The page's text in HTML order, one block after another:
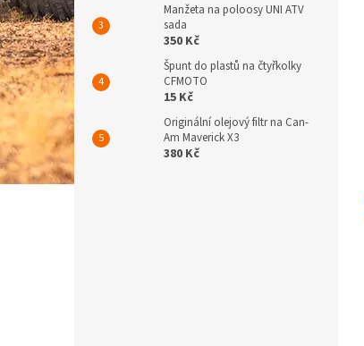
Manžeta na poloosy UNI ATV
sada
350 Kč
Špunt do plastů na čtyřkolky
CFMOTO
15 Kč
Originální olejový filtr na Can-
Am Maverick X3
380 Kč